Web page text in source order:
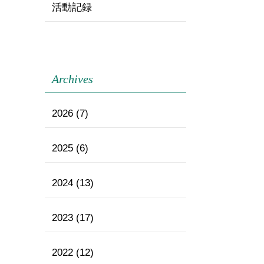
活動記録
Archives
2026 (7)
2025 (6)
2024 (13)
2023 (17)
2022 (12)